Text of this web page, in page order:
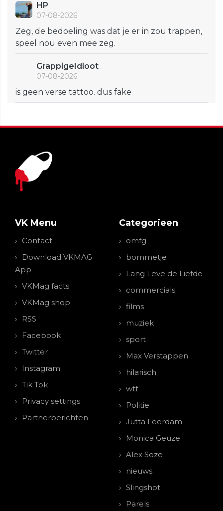
HP
07-08-2026
Zeg, de bedoeling was dat je er in zou trappen,
speel nou even mee zeg.
GrappigeIdioot
07-08-2026
is geen verse tattoo. dus fake
VK Menu
Contact
Download VKMAG
App
VKMag facts
VKMag shop
RSS
Facebook
Twitter
Instagram
Tik Tok
Privacy settings
Partnerberichten
Categorieen
omfg
bommetje
Lang Leve de Liefde
commercials
films
muziek
sport
Max Verstappen
hilarisch
wtf
Politie
Jutta Leerdam
Monica Geuze
Alex Soze
nieuws
Slingshot
Parels